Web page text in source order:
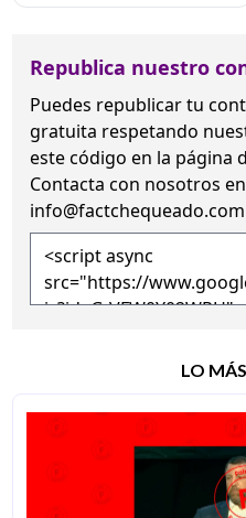
Republica nuestro
Puedes republicar tu
gratuita respetando
este código en la página
Contacta con nosotros en
info@factchequeado.com
LO